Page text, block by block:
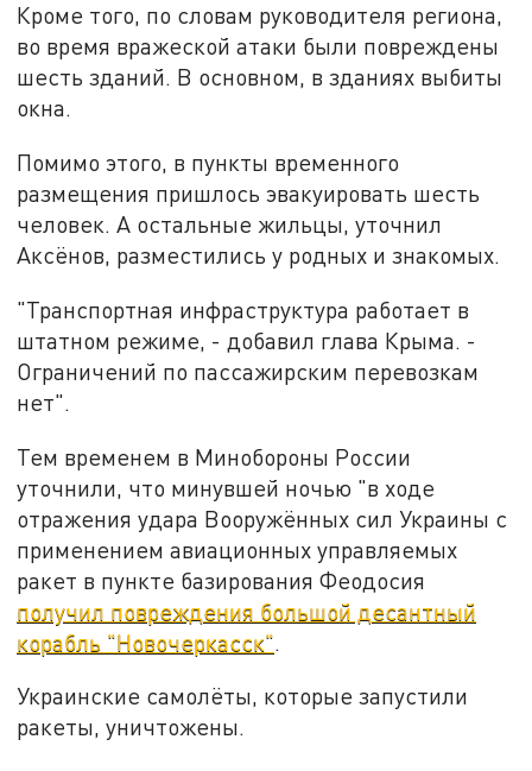
Кроме того, по словам руководителя региона,
во время вражеской атаки были повреждены
шесть зданий. В основном, в зданиях выбиты
окна.
Помимо этого, в пункты временного
размещения пришлось эвакуировать шесть
человек. А остальные жильцы, уточнил
Аксёнов, разместились у родных и знакомых.
"Транспортная инфраструктура работает в
штатном режиме, - добавил глава Крыма. -
Ограничений по пассажирским перевозкам
нет".
Тем временем в Минобороны России
уточнили, что минувшей ночью "в ходе
отражения удара Вооружённых сил Украины с
применением авиационных управляемых
ракет в пункте базирования Феодосия
получил повреждения большой десантный
корабль "Новочеркасск"
Украинские самолёты, которые запустили
ракеты, уничтожены.